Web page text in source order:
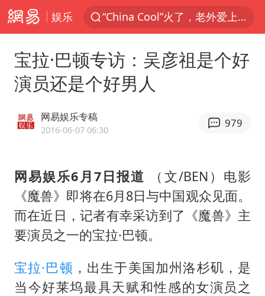
娱乐
“China Cool”火了，老外爱上中国避暑游
浙江台州《告全体市民书》
伊斯兰版北约来了吗
网约车司机充电时猝死保险拒赔
泰国初中生饮弹自尽前开了26枪
多所高校取消艺考
云南一地村民过火把节意外灼伤16人
上半年国内居民出游人次34.63亿
22岁女生独闯南太行失联12天
宝拉·巴顿专访：吴彦祖是个好
演员还是个好男人
网易娱乐专稿
2016-06-07 06:30
979
网易娱乐6月7日报道 （文/BEN）电影
《魔兽》即将在6月8日与中国观众见面。
而在近日，记者有幸采访到了《魔兽》主
要演员之一的宝拉·巴顿。
宝拉·巴顿 ，出生于美国加州洛杉矶，是
当今好莱坞最具天赋和性感的女演员之